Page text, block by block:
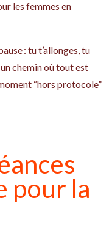
les femmes en
: tu t’allonges, tu
chemin où tout est
“hors protocole”
pour la